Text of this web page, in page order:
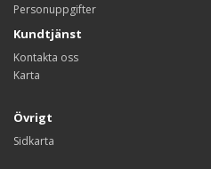
Personuppgifter
Kundtjänst
Kontakta oss
Karta
Övrigt
Sidkarta